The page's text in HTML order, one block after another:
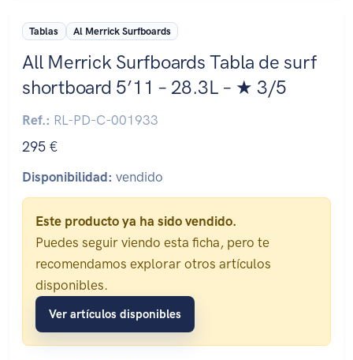
Tablas Al Merrick Surfboards
All Merrick Surfboards Tabla de surf
shortboard 5’11 – 28.3L – ★ 3/5
Ref.: RL-PD-C-001933
295 €
Disponibilidad: vendido
Este producto ya ha sido vendido.
Puedes seguir viendo esta ficha, pero te
recomendamos explorar otros artículos
disponibles.
Ver artículos disponibles